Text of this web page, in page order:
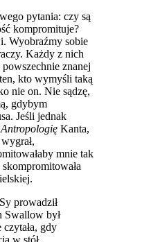
pytania: czy są
kompromituje?
Wyobraźmy sobie
Każdy z nich
znanej
kto wymyśli taką
nie on. Nie sądzę,
gdybym
Jeśli jednak
Antropologię Kanta,
mnie tak
skompromitowała
prowadził
Swallow był
gdy